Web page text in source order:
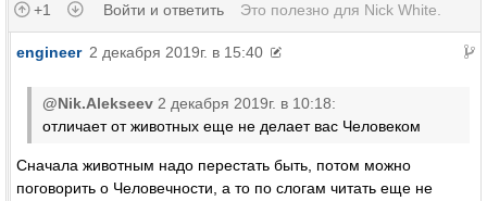
+1
Войти и ответить Это полезно для Nick White
engineer 2 декабря 2019г. в 15:40
@Nik.Alekseev 2 декабря 2019г. в 10:18:
отличает от животных еще не делает вас Человеком
Сначала животным надо перестать быть, потом можно
поговорить о Человечности, а то по слогам читать еще не